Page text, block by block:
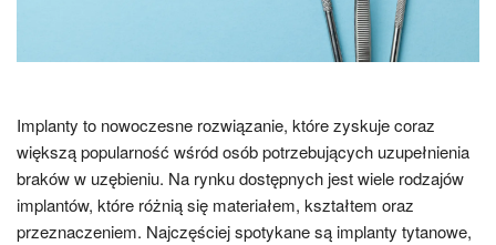
Implanty to nowoczesne rozwiązanie, które zyskuje coraz
większą popularność wśród osób potrzebujących uzupełnienia
braków w uzębieniu. Na rynku dostępnych jest wiele rodzajów
implantów, które różnią się materiałem, kształtem oraz
przeznaczeniem. Najczęściej spotykane są implanty tytanowe,